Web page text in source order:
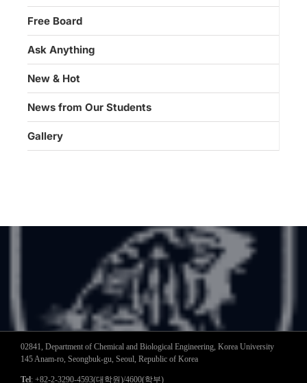
Free Board
Ask Anything
New & Hot
News from Our Students
Gallery
02841, Department of Chemical and Biological Engineering, Korea University
145 Anam-ro, Seongbuk-gu, Seoul, Republic of Korea
Tel: +82-2-3290-4593(대학원)/4600(학부)